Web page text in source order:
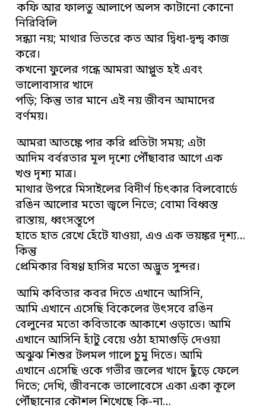
কফি আর ফালতু আলাপে অলস কাটানো কোনো
নিরিবিলি
সন্ধ্যা নয়; মাথার ভিতরে কত আর দ্বিধা-দ্বন্দ্ব কাজ
করে।
কখনো ফুলের গন্ধে আমরা আপ্লুত হই এবং
ভালোবাসার খাদে
পড়ি; কিন্তু তার মানে এই নয় জীবন আমাদের
বর্ণময়।
আমরা আতঙ্কে পার করি প্রতিটা সময়; এটা
আদিম বর্বরতার মূল দৃশ্যে পৌঁছাবার আগে এক
খণ্ড দৃশ্য মাত্র।
মাথার উপরে মিসাইলের বিদীর্ণ চিৎকার বিলবোর্ডে
রঙিন আলোর মতো জ্বলে নিভে; বোমা বিধ্বস্ত
রাস্তায়, ধ্বংসস্তূপে
হাতে হাত রেখে হেঁটে যাওয়া, এও এক ভয়ঙ্কর দৃশ্য…
কিন্তু
প্রেমিকার বিষণ্ণ হাসির মতো অদ্ভুত সুন্দর।
আমি কবিতার কবর দিতে এখানে আসিনি,
আমি এখানে এসেছি বিকেলের উৎসবে রঙিন
বেলুনের মতো কবিতাকে আকাশে ওড়াতে। আমি
এখানে আসিনি হাঁটু বেয়ে ওঠা হামাগুড়ি দেওয়া
অঝুঝ শিশুর টলমল গালে চুমু দিতে। আমি
এখানে এসেছি ওকে গভীর জলের খাদে ছুঁড়ে ফেলে
দিতে; দেখি, জীবনকে ভালোবেসে একা একা কূলে
পৌঁছানোর কৌশল শিখেছে কি-না…